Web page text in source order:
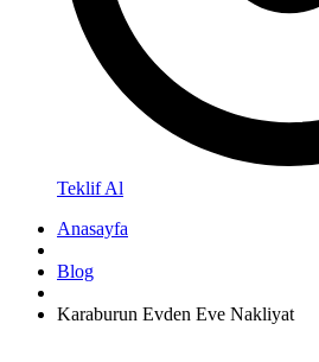
Teklif Al
Anasayfa
Blog
Karaburun Evden Eve Nakliyat